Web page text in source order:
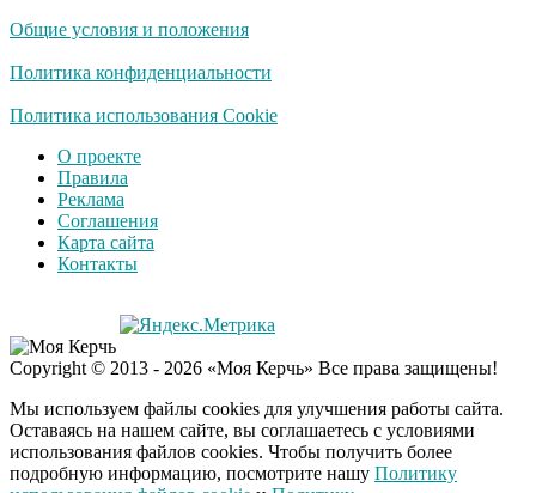
Общие условия и положения
Политика конфиденциальности
Политика использования Cookie
О проекте
Правила
Реклама
Соглашения
Карта сайта
Контакты
Copyright © 2013 - 2026 «Моя Керчь» Все права защищены!
Мы используем файлы cookies для улучшения работы сайта.
Оставаясь на нашем сайте, вы соглашаетесь с условиями
использования файлов cookies. Чтобы получить более
подробную информацию, посмотрите нашу Политику